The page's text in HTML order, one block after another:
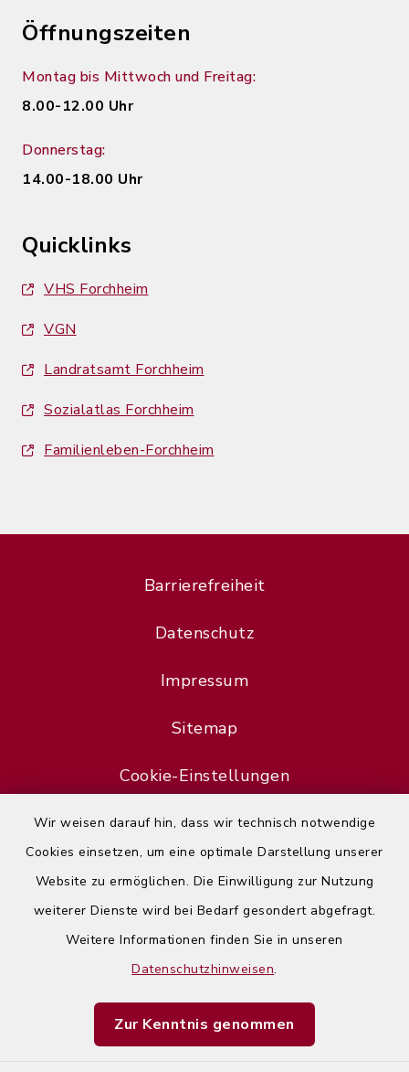
Wir weisen darauf hin, dass wir technisch notwendige
Cookies einsetzen, um eine optimale Darstellung unserer
Website zu ermöglichen. Die Einwilligung zur Nutzung
weiterer Dienste wird bei Bedarf gesondert abgefragt.
Weitere Informationen finden Sie in unseren
Datenschutzhinweisen.
Zur Kenntnis genommen
Öffnungszeiten
Montag bis Mittwoch und Freitag:
8.00-12.00 Uhr
Donnerstag:
14.00-18.00 Uhr
Quicklinks
VHS Forchheim
VGN
Landratsamt Forchheim
Sozialatlas Forchheim
Familienleben-Forchheim
Barrierefreiheit
Datenschutz
Impressum
Sitemap
Cookie-Einstellungen
Error
Failed to load assistant data
Refresh Page